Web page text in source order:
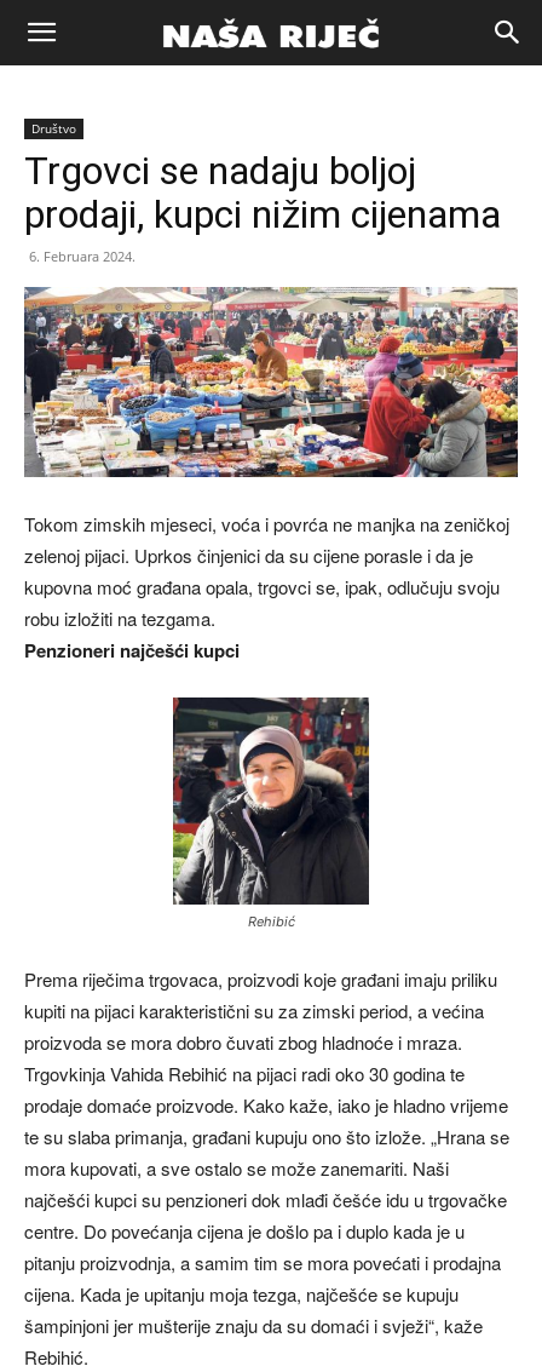
Naša
riječ
Zenica
Društvo
Trgovci se nadaju boljoj
prodaji, kupci nižim cijenama
6. Februara 2024.
Tokom zimskih mjeseci, voća i povrća ne manjka na zeničkoj
zelenoj pijaci. Uprkos činjenici da su cijene porasle i da je
kupovna moć građana opala, trgovci se, ipak, odlučuju svoju
robu izložiti na tezgama.
Penzioneri najčešći kupci
Rehibić
Prema riječima trgovaca, proizvodi koje građani imaju priliku
kupiti na pijaci karakteristični su za zimski period, a većina
proizvoda se mora dobro čuvati zbog hladnoće i mraza.
Trgovkinja Vahida Rebihić na pijaci radi oko 30 godina te
prodaje domaće proizvode. Kako kaže, iako je hladno vrijeme
te su slaba primanja, građani kupuju ono što izlože. „Hrana se
mora kupovati, a sve ostalo se može zanemariti. Naši
najčešći kupci su penzioneri dok mlađi češće idu u trgovačke
centre. Do povećanja cijena je došlo pa i duplo kada je u
pitanju proizvodnja, a samim tim se mora povećati i prodajna
cijena. Kada je upitanju moja tezga, najčešće se kupuju
šampinjoni jer mušterije znaju da su domaći i svježi“, kaže
Rebihić.